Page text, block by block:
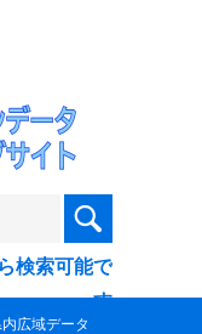
検索可能で
す
広域データ